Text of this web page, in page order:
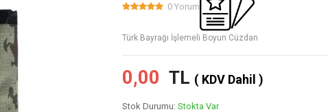
0 Yorum
Türk Bayrağı İşlemeli Boyun Cüzdan
0,00 TL ( KDV Dahil )
Stok Durumu: Stokta Var